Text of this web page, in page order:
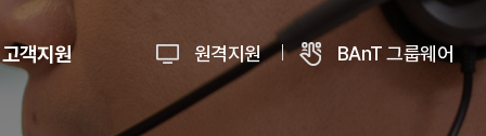
고객지원 원격지원 BAnT 그룹웨어